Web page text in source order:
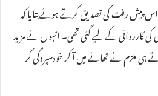
اس پیش رفت کی تصدیق کرتے ہوئے بتایا کہ
کی کارروائی کے لیے گئی تھی۔ انہوں نے مزید
ہی ملزم نے تھانے میں آ کر خودسپردگی کر